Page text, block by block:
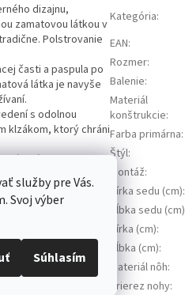
služby pre Vás.
Svoj výber
Súhlasím
dizajnu,
zamatovou látkou v
Polstrovanie
časti a paspula po
látka je navyše
s odolnou
klzákom, ktorý chráni
izieb, ale aj
Kategória:
EAN:
Rozmer:
Balenie:
Materiál
konštrukcie:
Farba primárna:
Štýl:
Montáž:
Šírka sedu (cm):
Hĺbka sedu (cm)
Šírka (cm):
Hĺbka (cm):
Materiál nôh:
Prierez nohy: